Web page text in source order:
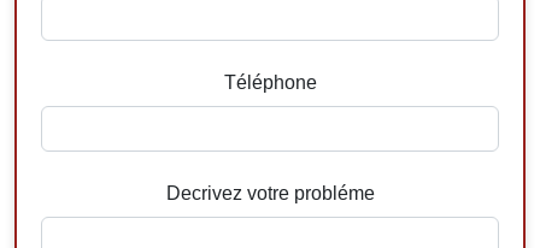
Téléphone
Decrivez votre probléme